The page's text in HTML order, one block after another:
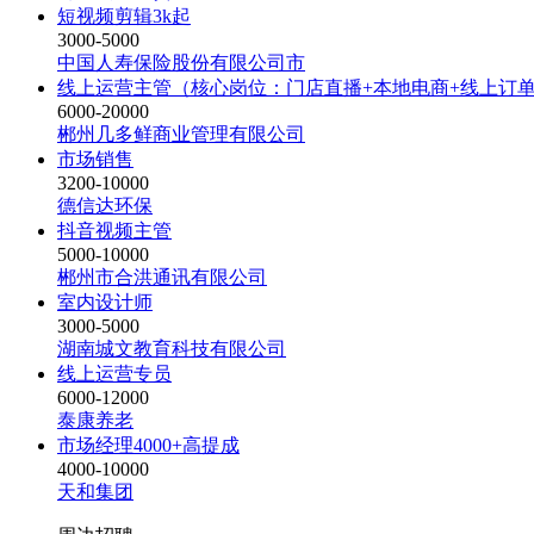
短视频剪辑3k起
3000-5000
中国人寿保险股份有限公司市
线上运营主管（核心岗位：门店直播+本地电商+线上订
6000-20000
郴州几多鲜商业管理有限公司
市场销售
3200-10000
德信达环保
抖音视频主管
5000-10000
郴州市合洪通讯有限公司
室内设计师
3000-5000
湖南城文教育科技有限公司
线上运营专员
6000-12000
泰康养老
市场经理4000+高提成
4000-10000
天和集团